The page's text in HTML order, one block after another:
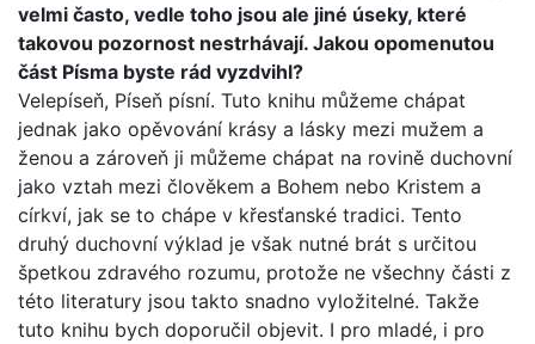
velmi často, vedle toho jsou ale jiné úseky, které
takovou pozor­nost nestrhávají. Jakou opomenutou
část Písma byste rád vyzdvihl?
Velepíseň, Píseň písní. Tuto knihu můžeme chápat
jednak jako opěvování krásy a lásky mezi mužem a
ženou a zároveň ji můžeme chápat na rovině duchovní
jako vztah mezi člově­kem a Bohem nebo Kristem a
církví, jak se to chápe v křesťan­ské tradici. Tento
druhý duchovní výklad je však nutné brát s určitou
špetkou zdravého rozumu, protože ne všechny části z
této literatury jsou takto snadno vyložitelné. Takže
tuto kni­hu bych doporučil objevit. I pro mladé, i pro